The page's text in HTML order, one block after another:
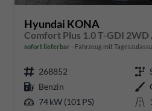
Hyundai KONA
sofort lieferbar Fahrzeug mit
268852
Benzin
74 kW (101 PS)